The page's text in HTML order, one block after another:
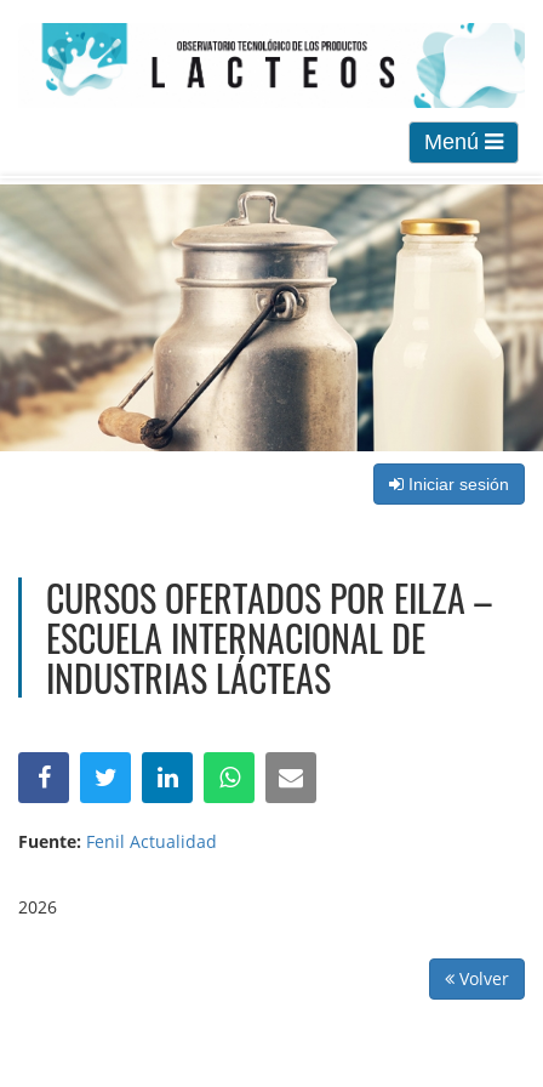
Menú
Iniciar sesión
CURSOS OFERTADOS POR EILZA –
ESCUELA INTERNACIONAL DE
INDUSTRIAS LÁCTEAS
Fuente: Fenil Actualidad
2026
Volver